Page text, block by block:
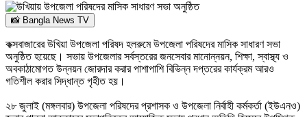
📸 Bangla News TV
‎কক্সবাজারের উখিয়া উপজেলা পরিষদ হলরুমে উপজেলা পরিষদের মাসিক সাধারণ সভা
অনুষ্ঠিত হয়েছে। সভায় উপজেলার সর্বস্তরের জনসেবার মানোন্নয়ন, শিক্ষা, স্বাস্থ্য ও
অবকাঠামোগত উন্নয়ন জোরদার করার পাশাপাশি বিভিন্ন দপ্তরের কার্যক্রম আরও
গতিশীল করার সিদ্ধান্ত গৃহীত হয়।
‎২৮ জুলাই (মঙ্গলবার) উপজেলা পরিষদের প্রশাসক ও উপজেলা নির্বাহী কর্মকর্তা (ইউএনও)